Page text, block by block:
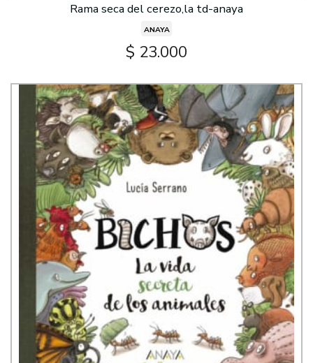
Rama seca del cerezo,la td-anaya
ANAYA
$ 23.000